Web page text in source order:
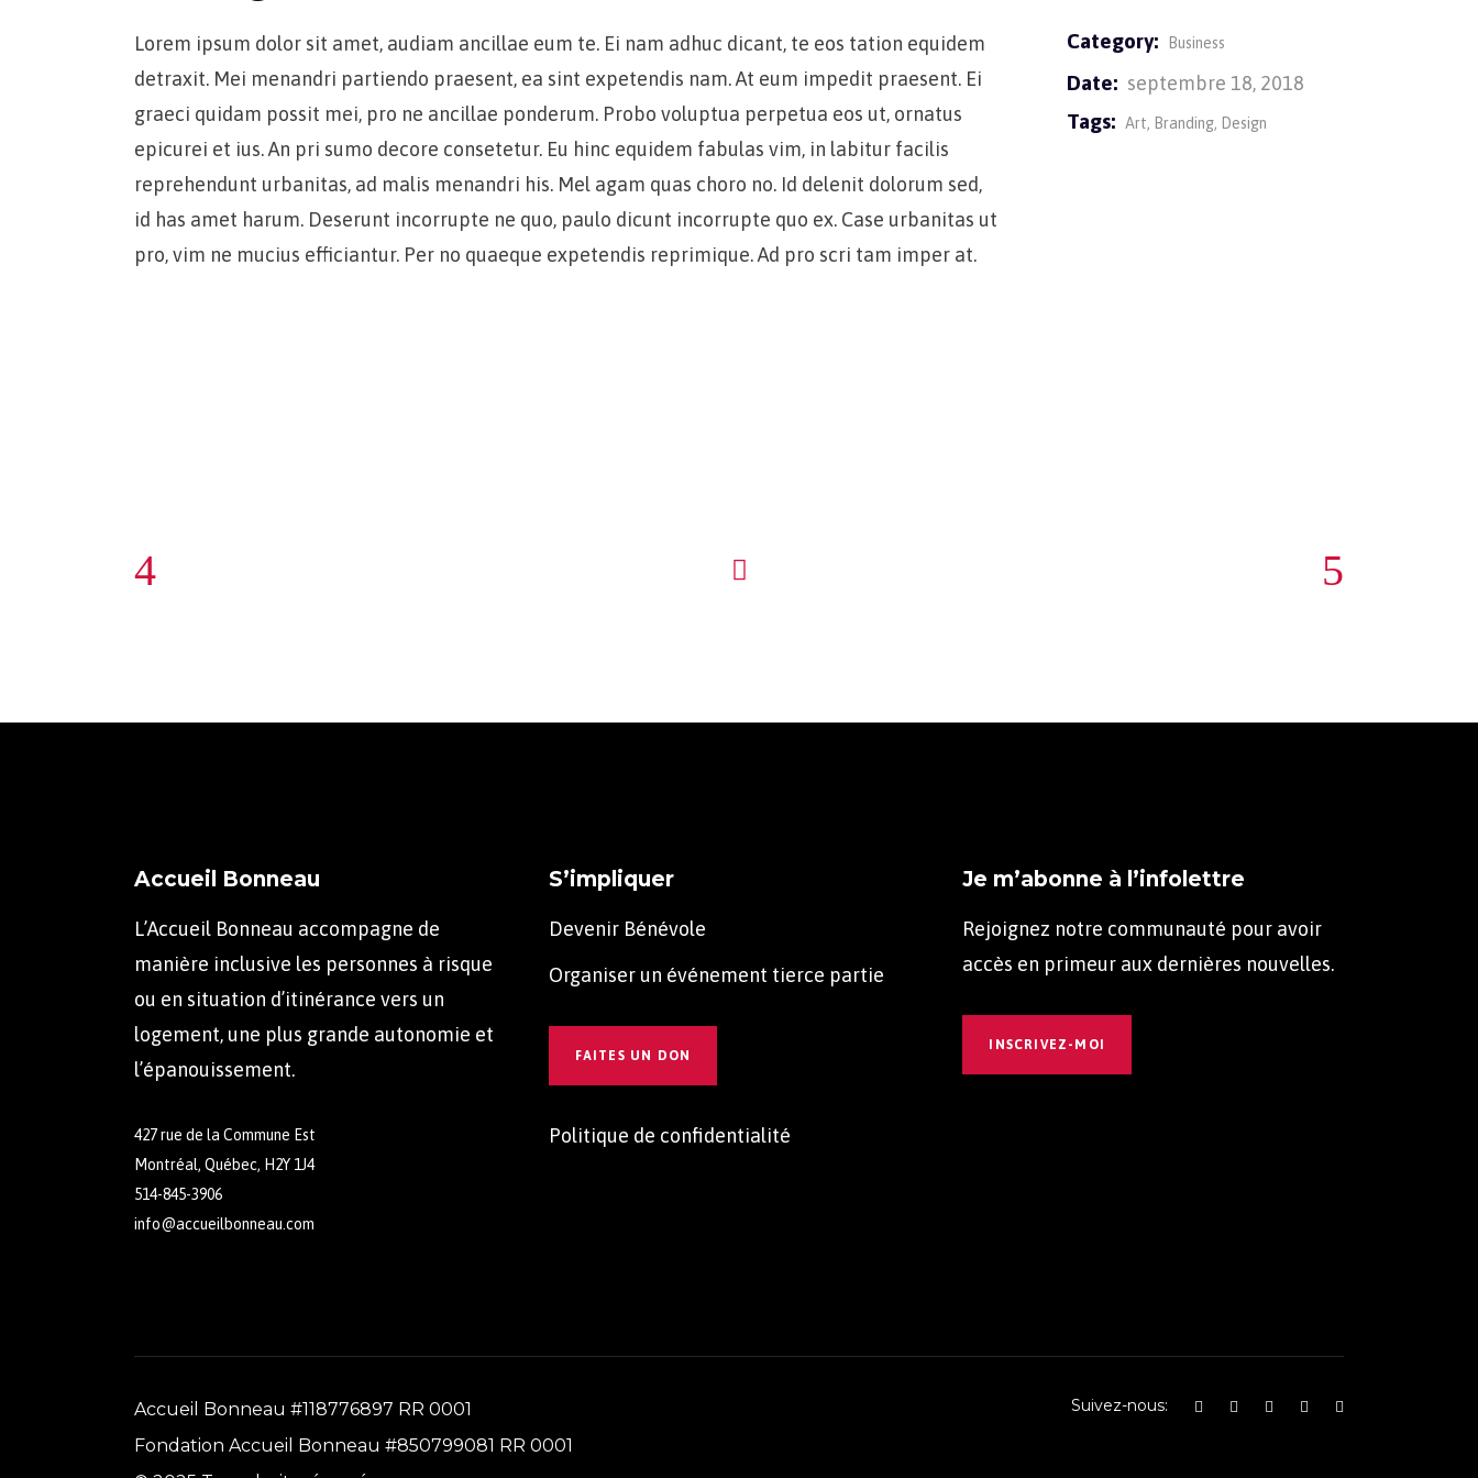
Lorem ipsum dolor sit amet, audiam ancillae eum te. Ei nam adhuc dicant, te eos tation equidem
detraxit. Mei menandri partiendo praesent, ea sint expetendis nam. At eum impedit praesent. Ei
graeci quidam possit mei, pro ne ancillae ponderum. Probo voluptua perpetua eos ut, ornatus
epicurei et ius. An pri sumo decore consetetur. Eu hinc equidem fabulas vim, in labitur facilis
reprehendunt urbanitas, ad malis menandri his. Mel agam quas choro no. Id delenit dolorum sed,
id has amet harum. Deserunt incorrupte ne quo, paulo dicunt incorrupte quo ex. Case urbanitas ut
pro, vim ne mucius efficiantur. Per no quaeque expetendis reprimique. Ad pro scri tam imper at.
Category: Business
Date: septembre 18, 2018
Tags: Art Branding Design
Accueil Bonneau
L’Accueil Bonneau accompagne de
manière inclusive les personnes à risque
ou en situation d’itinérance vers un
logement, une plus grande autonomie et
l’épanouissement.
427 rue de la Commune Est
Montréal, Québec, H2Y 1J4
514-845-3906
info@accueilbonneau.com
S’impliquer
Devenir Bénévole
Organiser un événement tierce partie
FAITES UN DON
Politique de confidentialité
Je m’abonne à l’infolettre
Rejoignez notre communauté pour avoir
accès en primeur aux dernières nouvelles.
INSCRIVEZ-MOI
Accueil Bonneau #118776897 RR 0001
Fondation Accueil Bonneau #850799081 RR 0001
Suivez-nous: